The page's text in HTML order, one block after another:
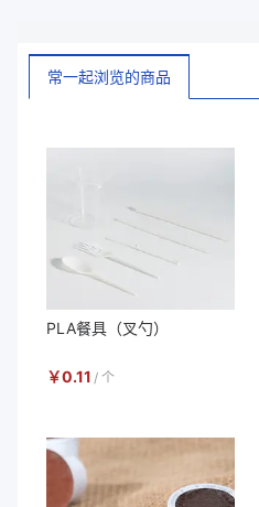
常一起浏览的商品
PLA餐具（叉勺）
￥0.11 / 个